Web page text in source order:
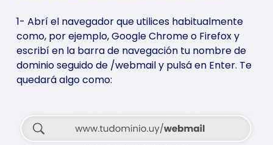
1- Abrí el navegador que utilices habitualmente
como, por ejemplo, Google Chrome o Firefox y
escribí en la barra de navegación tu nombre de
dominio seguido de /webmail y pulsá en Enter. Te
quedará algo como: